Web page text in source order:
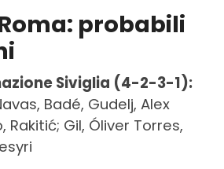
probabili
Siviglia (4-2-3-1):
Badé, Gudelj, Alex
Rakitić; Gil, Óliver Torres,